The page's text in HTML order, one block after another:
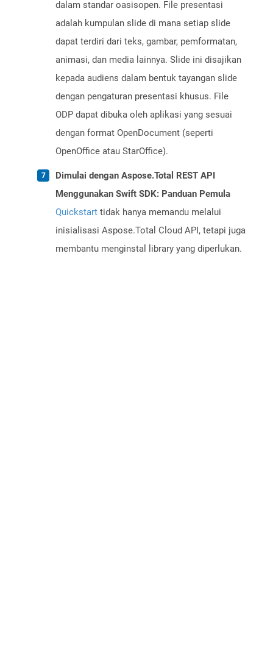
dalam standar oasisopen. File presentasi
adalah kumpulan slide di mana setiap slide
dapat terdiri dari teks, gambar, pemformatan,
animasi, dan media lainnya. Slide ini disajikan
kepada audiens dalam bentuk tayangan slide
dengan pengaturan presentasi khusus. File
ODP dapat dibuka oleh aplikasi yang sesuai
dengan format OpenDocument (seperti
OpenOffice atau StarOffice).
Dimulai dengan Aspose.Total REST API
Menggunakan Swift SDK: Panduan Pemula
Quickstart tidak hanya memandu melalui
inisialisasi Aspose.Total Cloud API, tetapi juga
membantu menginstal library yang diperlukan.